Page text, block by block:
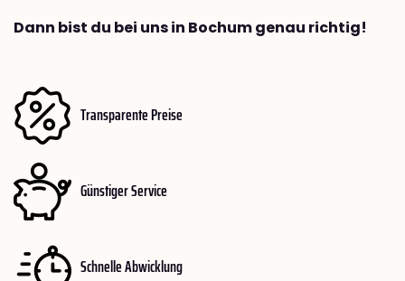
Dann bist du bei uns in Bochum genau richtig!
Transparente Preise
Günstiger Service
Schnelle Abwicklung